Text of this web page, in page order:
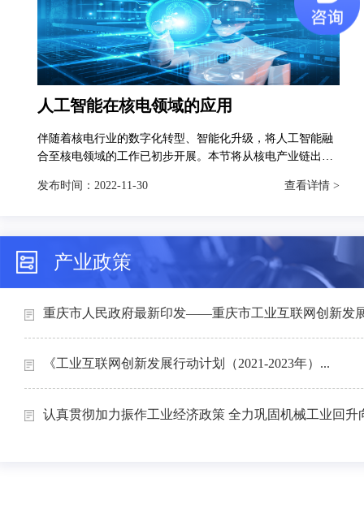
人工智能在核电领域的应用
伴随着核电行业的数字化转型、智能化升级，将人工智能融
合至核电领域的工作已初步开展。本节将从核电产业链出
和智能运维4个场景下的典型应用进行介绍。
发布时间： 2022-11-30 查看详情 >
产业政策
重庆市人民政府最新印发——重庆市工业互联网创新发
《工业互联网创新发展行动计划（2021-2023年）...
认真贯彻加力振作工业经济政策 全力巩固机械工业回升